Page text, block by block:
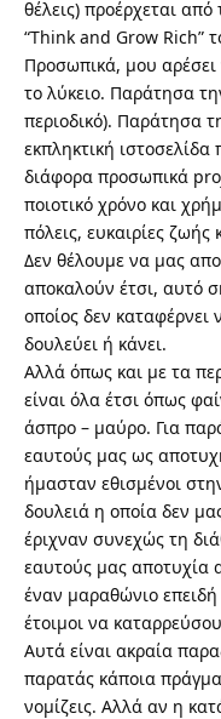
θέλεις) προέρχεται
“Think and Grow Rich”
Προσωπικά, μου
το λύκειο. Παράτησα
περιοδικό). Παράτησα
εκπληκτική
διάφορα προσωπικά
ποιοτικό χρόνο και
πόλεις, ευκαιρίες ζωής
Δεν θέλουμε να μας
αποκαλούν έτσι, αυτό
οποίος δεν καταφέρνει
δουλεύει ή κάνει.
Αλλά όπως και με τα
είναι όλα έτσι όπως
άσπρο – μαύρο. Για
εαυτούς μας ως
ήμασταν εθισμένοι
δουλειά η οποία δεν
έριχναν συνεχώς τη
εαυτούς μας αποτυχία
έναν μαραθώνιο
έτοιμοι να
Αυτά είναι ακραία
παρατάς κάποια
νομίζεις. Αλλά αν η